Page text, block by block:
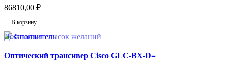
86810,00 ₽
В корзину
Добавить в список желаний
Оптический трансивер Cisco GLC-BX-D=